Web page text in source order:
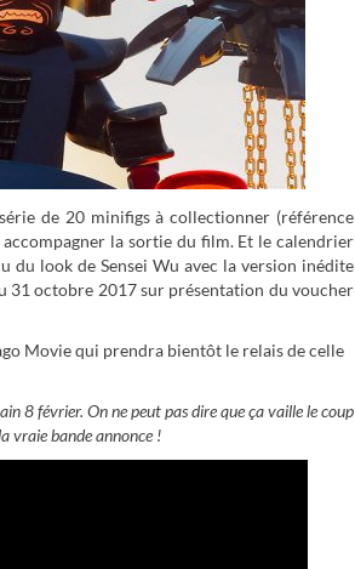
de 20 minifigs à collectionner (référence
la sortie du film. Et le calendrier
du look de Sensei Wu avec la version inédite
31 octobre 2017 sur présentation du voucher
Movie qui prendra bientôt le relais de celle
8 février. On ne peut pas dire que ça vaille le coup
vraie bande annonce !